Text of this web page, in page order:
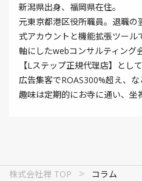
新潟県出身、福岡県在住。
元東京都港区役所職員。退職
式アカウントと機能拡張ツー
軸にしたwebコンサルティング
【Lステップ正規代理店】とし
広告集客でROAS300%超え、な
趣味は定期的にお寺に通い、坐
株式会社禅 TOP > コラム